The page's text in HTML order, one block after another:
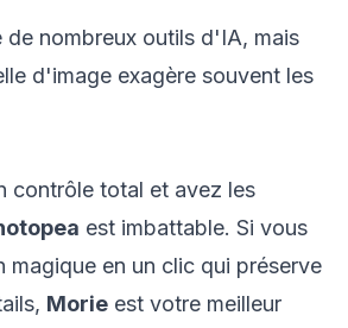
de nombreux outils d'IA, mais
d'image exagère souvent les
contrôle total et avez les
est imbattable. Si vous
magique en un clic qui préserve
Morie est votre meilleur